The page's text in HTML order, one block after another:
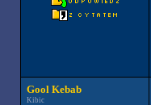
Gool Kebab
Kibic